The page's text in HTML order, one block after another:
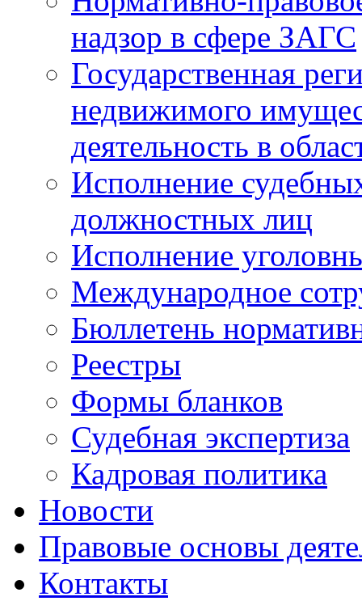
надзор в сфере ЗАГС
Государственная
недвижимого
деятельность в
Исполнение
должностных лиц
Исполнение
Международное
Бюллетень
Реестры
Формы бланков
Судебная экспертиза
Кадровая политика
Новости
Правовые основы
Контакты